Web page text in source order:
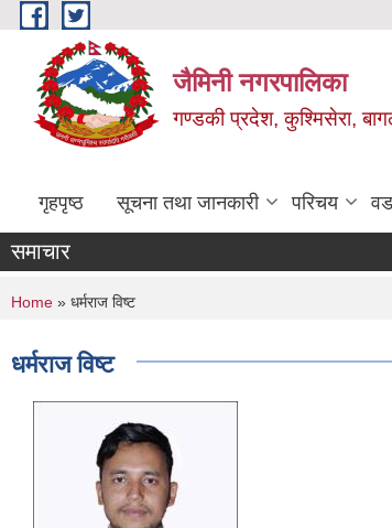
Skip to main content
जैमिनी नगरपालिका
गण्डकी प्रदेश, कुश्मिसेरा,
गृहपृष्ठ सूचना तथा जानकारी परिचय
समाचार
You are here
Home » धर्मराज विष्ट
धर्मराज विष्ट